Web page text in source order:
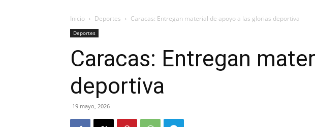
Inicio Deportes Caracas: Entregan material de apoyo a las glorias deportiva
Deportes
Caracas: Entregan
deportiva
19 mayo, 2026